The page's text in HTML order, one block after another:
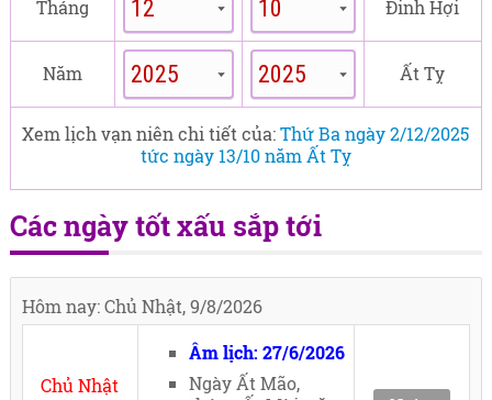
Tháng Đinh Hợi
Năm Ất Tỵ
Xem lịch vạn niên chi tiết của:Thứ Ba ngày 2/12/2025
tức ngày 13/10 năm Ất Tỵ
Các ngày tốt xấu sắp tới
Hôm nay: Chủ Nhật, 9/8/2026
Chủ Nhật
Âm lịch: 27/6/2026
Ngày Ất Mão,